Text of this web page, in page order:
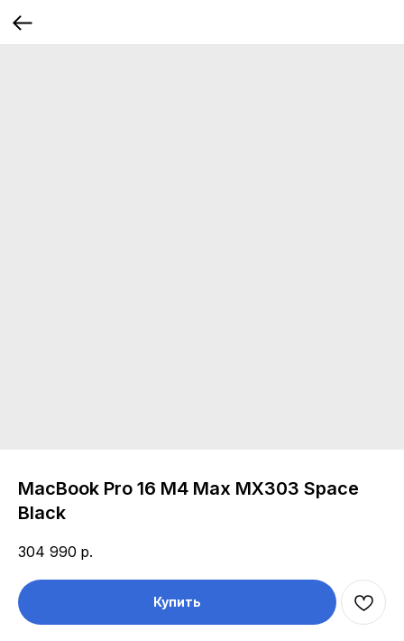
MacBook Pro 16 M4 Max MX303 Space
Black
304 990 р.
Купить